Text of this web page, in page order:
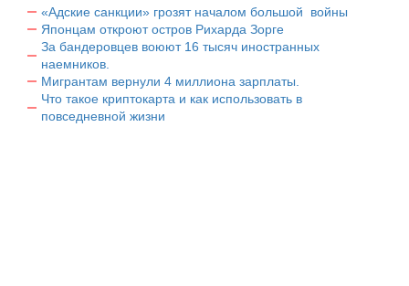
«Адские санкции» грозят началом большой войны
Японцам откроют остров Рихарда Зорге
За бандеровцев воюют 16 тысяч иностранных
наемников.
Мигрантам вернули 4 миллиона зарплаты.
Что такое криптокарта и как использовать в
повседневной жизни